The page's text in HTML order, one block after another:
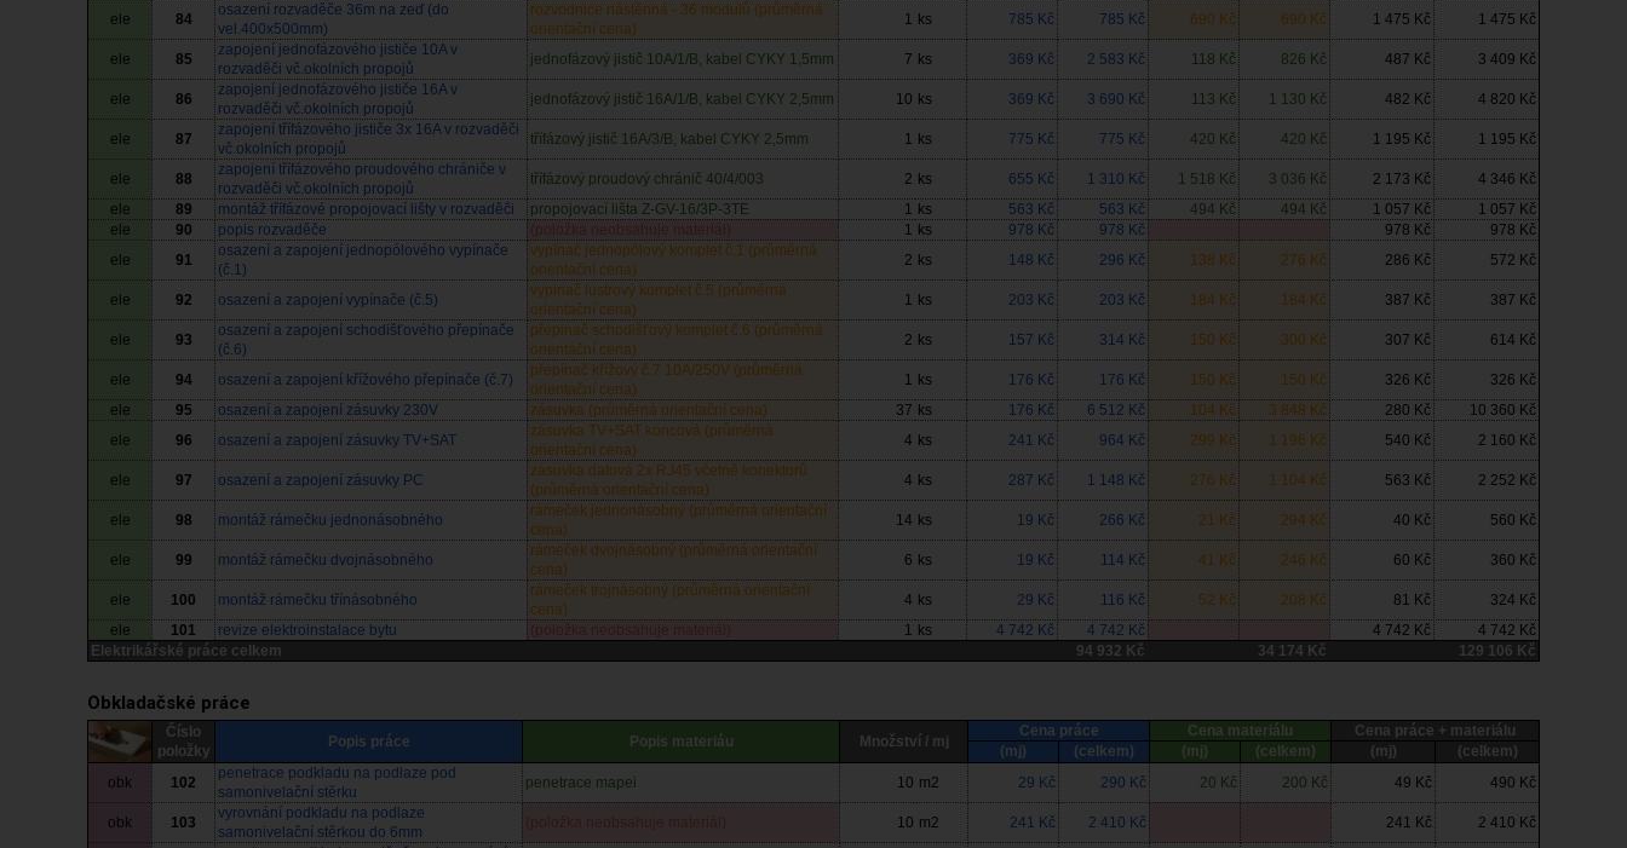
ele
84
osazení rozvaděče 36m na zeď (do
vel.400x500mm)
rozvodnice nástěnná - 36 modulů (průměrná
orientační cena)
1 ks 785 Kč 785 Kč 690 Kč 690 Kč 1 475 Kč 1 475 Kč
ele 85
zapojení jednofázového jističe 10A v
rozvaděči vč.okolních propojů
jednofázový jistič 10A/1/B, kabel CYKY 1,5mm 7 ks 369 Kč 2 583 Kč 118 Kč 826 Kč 487 Kč 3 409 Kč
ele 86
zapojení jednofázového jističe 16A v
rozvaděči vč.okolních propojů
jednofázový jistič 16A/1/B, kabel CYKY 2,5mm 10 ks 369 Kč 3 690 Kč 113 Kč 1 130 Kč 482 Kč 4 820 Kč
ele 87
zapojení třífázového jističe 3x 16A v rozvaděči
vč.okolních propojů
třífázový jistič 16A/3/B, kabel CYKY 2,5mm 1 ks 775 Kč 775 Kč 420 Kč 420 Kč 1 195 Kč 1 195 Kč
ele 88
zapojení třífázového proudového chrániče v
rozvaděči vč.okolních propojů
třífázový proudový chránič 40/4/003 2 ks 655 Kč 1 310 Kč 1 518 Kč 3 036 Kč 2 173 Kč
4 346 Kč
ele
89 montáž třífázové propojovací lišty v rozvaděči propojovací lišta Z-GV-16/3P-3TE 1 ks 563 Kč 563 Kč 494 Kč 494 Kč 1 057 Kč
1 057 Kč
ele
90 popis rozvaděče 1 ks 978 Kč 978 Kč 978 Kč
978 Kč
ele
91
osazení a zapojení jednopólového vypínače
(č.1)
vypínač jednopólový komplet č.1 (průměrná
orientační cena)
2 ks 148 Kč 296 Kč 138 Kč 276 Kč 286 Kč 572 Kč
ele 92 osazení a zapojení vypínače (č.5)
vypinač lustrový komplet č.5 (průměrná
orientační cena)
1 ks 203 Kč 203 Kč 184 Kč 184 Kč 387 Kč 387 Kč
ele 93
osazení a zapojení schodišťového přepínače
(č.6)
přepinač schodišťový komplet č.6 (průměrná
orientační cena)
2 ks 157 Kč 314 Kč 150 Kč 300 Kč 307 Kč 614 Kč
ele 94 osazení a zapojení křížového přepínače (č.7)
přepínač křížový č.7 10A/250V (průměrná
orientační cena)
1 ks 176 Kč 176 Kč 150 Kč 150 Kč 326 Kč
326 Kč
ele
95 osazení a zapojení zásuvky 230V zásuvka (průměrná orientační cena) 37 ks 176 Kč 6 512 Kč 104 Kč 3 848 Kč 280 Kč
10 360 Kč
ele
96 osazení a zapojení zásuvky TV+SAT
zásuvka TV+SAT koncová (průměrná
orientační cena)
4 ks 241 Kč 964 Kč 299 Kč 1 196 Kč 540 Kč 2 160 Kč
ele 97 osazení a zapojení zásuvky PC
zásuvka datová 2x RJ45 včetně konektorů
(průměrná orientační cena)
4 ks 287 Kč 1 148 Kč 276 Kč 1 104 Kč 563 Kč 2 252 Kč
ele 98 montáž rámečku jednonásobného
rámeček jednonásobný (průměrná orientační
cena)
14 ks 19 Kč 266 Kč 21 Kč 294 Kč 40 Kč 560 Kč
ele 99 montáž rámečku dvojnásobného
rámeček dvojnásobný (průměrná orientační
cena)
6 ks 19 Kč 114 Kč 41 Kč 246 Kč 60 Kč 360 Kč
ele 100 montáž rámečku třínásobného
rámeček trojnásobný (průměrná orientační
cena)
4 ks 29 Kč 116 Kč 52 Kč 208 Kč 81 Kč
324 Kč
ele
101 revize elektroinstalace bytu 1 ks 4 742 Kč 4 742 Kč 4 742 Kč
4 742 Kč
Elektrikářské práce celkem
94 932 Kč 34 174 Kč 129 106 Kč
Obkladačské práce
Číslo
položky
Popis práce Popis materiáu Množství / mj
Cena práce Cena materiálu
Cena práce + materiálu
(mj)
(celkem) (mj) (celkem) (mj)
(celkem)
obk
102
penetrace podkladu na podlaze pod
samonivelační stěrku
penetrace mapei 10 m2 29 Kč 290 Kč 20 Kč 200 Kč 49 Kč 490 Kč
obk 103
vyrovnání podkladu na podlaze
samonivelační stěrkou do 6mm
10 m2 241 Kč 2 410 Kč 241 Kč
2 410 Kč